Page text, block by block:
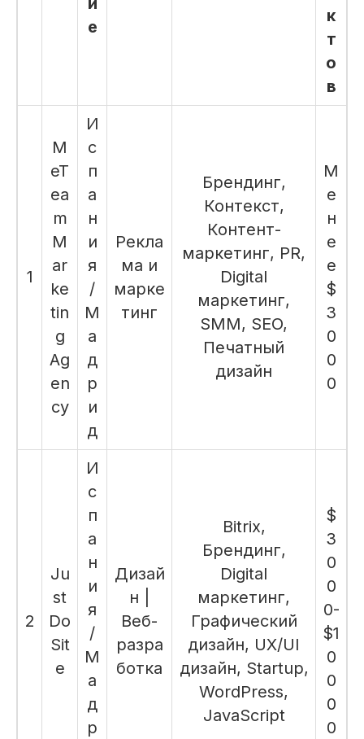
е
к
т
о
в
1
M
eT
ea
m
M
ar
ke
tin
g
Ag
en
cy
И
с
п
а
н
и
я
/
М
а
д
р
и
д
Рекла
ма и
марке
тинг
Брендинг,
Контекст,
Контент-
маркетинг, PR,
Digital
маркетинг,
SMM, SEO,
Печатный
дизайн
М
е
н
е
е
$
3
0
0
0
2
Ju
st
Do
Sit
e
И
с
п
а
н
и
я
/
М
а
д
р
Дизай
н |
Веб-
разра
ботка
Bitrix,
Брендинг,
Digital
маркетинг,
Графический
дизайн, UX/UI
дизайн, Startup,
WordPress,
JavaScript
$
3
0
0
0-
$1
0
0
0
0